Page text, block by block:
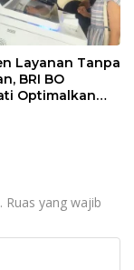
Layanan Tanpa
BRI BO
Optimalkan
Ruas yang wajib